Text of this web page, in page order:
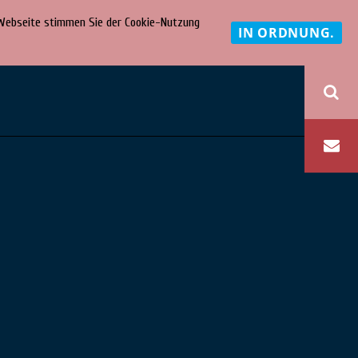
stimmen Sie der Cookie-Nutzung
IN ORDNUNG.